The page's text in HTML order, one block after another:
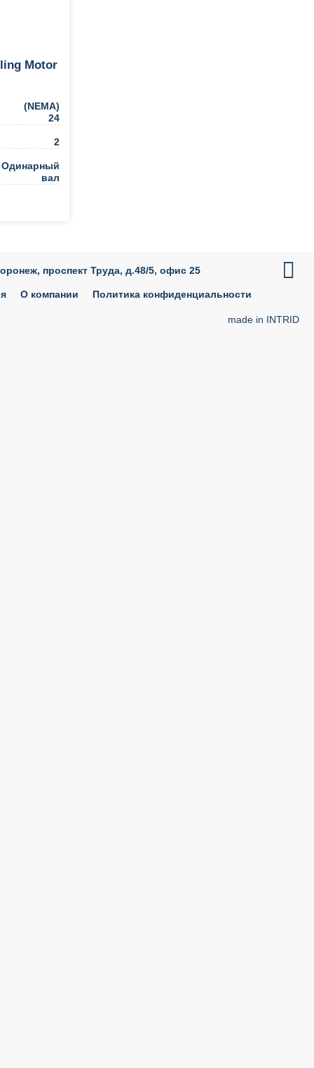
Motor
(NEMA)
24
2
Одинарный
вал
проспект Труда, д.48/5, офис 25 
О компании Политика конфиденциальности
made in INTRID